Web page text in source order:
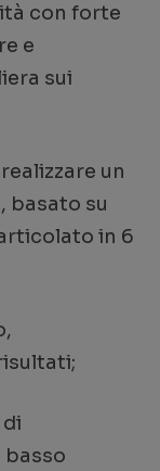
con forte
e
sui
un
basato su
in 6